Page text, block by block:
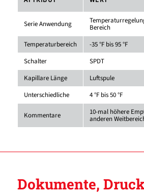
Serie Anwendung
Bereich
Temperaturbereich
-35 °F bis 95 °F
Schalter
SPDT
Kapillare Länge
Luftspule
Unterschiedliche
4 °F bis 50 °F
Kommentare 10-mal höhere
anderen
Dokumente,